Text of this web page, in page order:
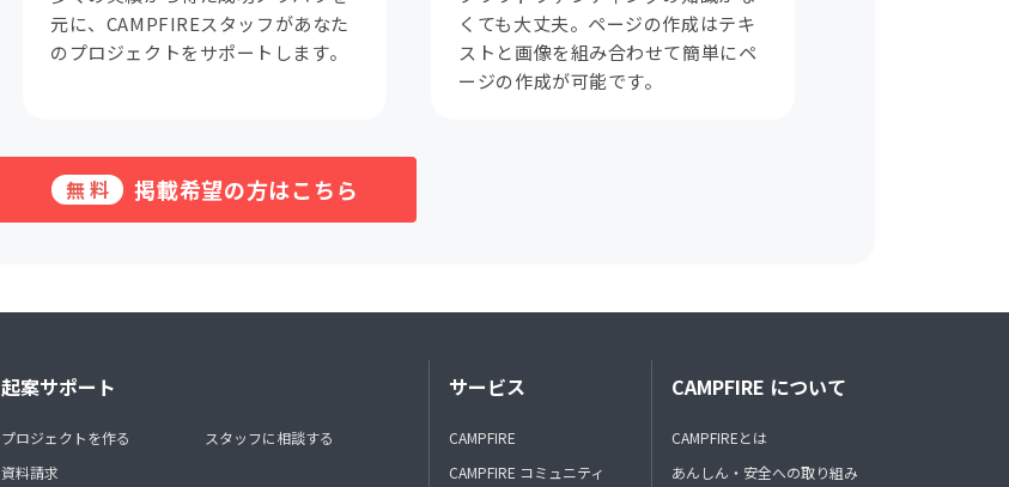
元に、CAMPFIREスタッフがあなた
のプロジェクトをサポートします。
くても大丈夫。ページの作成はテキ
ストと画像を組み合わせて簡単にペ
ージの作成が可能です。
無料 掲載希望の方はこちら
起案サポート
プロジェクトを作る
資料請求
スタッフに相談する
サービス
CAMPFIRE
CAMPFIRE コミュニティ
CAMPFIRE について
CAMPFIREとは
あんしん・安全への取り組み